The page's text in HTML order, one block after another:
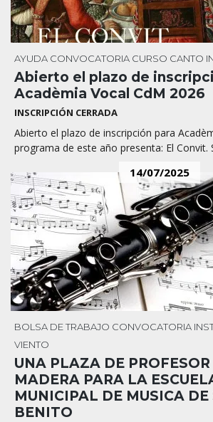
AYUDA CONVOCATORIA CURSO CANTO
Abierto el plazo de
Acadèmia Vocal CdM 2026
INSCRIPCIÓN CERRADA
Abierto el plazo de inscripción para
programa de este año presenta: El Convit.
14/07/2025
BOLSA DE TRABAJO CONVOCATORIA
VIENTO
UNA PLAZA DE
MADERA PARA LA
MUNICIPAL DE MUSICA DE
BENITO